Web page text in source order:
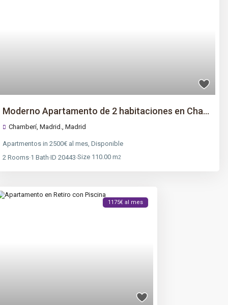
Moderno Apartamento de 2 habitaciones en Cha...
Chamberí, Madrid.,Madrid
Apartmentos in2500€ al mes,Disponible
2 Rooms·1 Bath·ID20443·Size 110.00 m2
1175€ al mes